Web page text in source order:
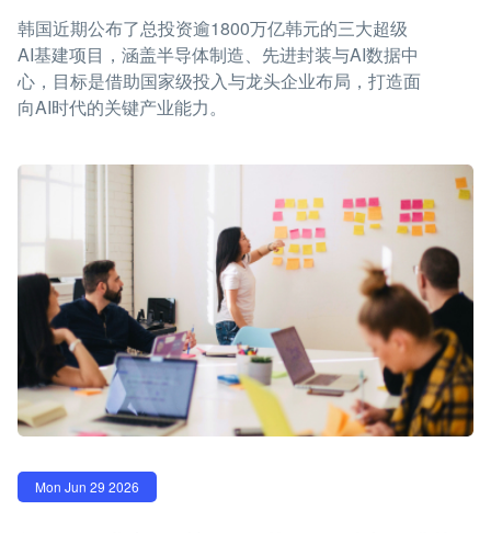
韩国近期公布了总投资逾1800万亿韩元的三大超级
AI基建项目，涵盖半导体制造、先进封装与AI数据中
心，目标是借助国家级投入与龙头企业布局，打造面
向AI时代的关键产业能力。
Mon Jun 29 2026